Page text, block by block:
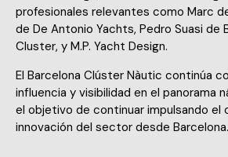
profesionales relevantes como Marc
de De Antonio Yachts, Pedro Suasi de
Cluster, y M.P. Yacht Design.
El Barcelona Clúster Nàutic continúa
influencia y visibilidad en el panorama
el objetivo de continuar impulsando el
innovación del sector desde Barcelona.